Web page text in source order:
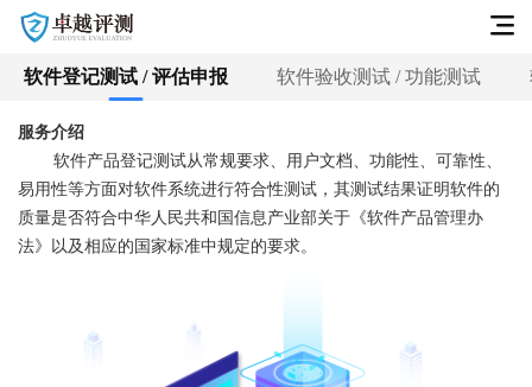
首页
公司介绍
产品服务
测评动态
卓越安全测试平台
软件登记测试 / 评估申报 软件验收测试 / 功能测试
服务介绍
软件产品登记测试从常规要求、用户文档、功能性、可靠性、
易用性等方面对软件系统进行符合性测试，其测试结果证明软件的
质量是否符合中华人民共和国信息产业部关于《软件产品管理办
法》以及相应的国家标准中规定的要求。